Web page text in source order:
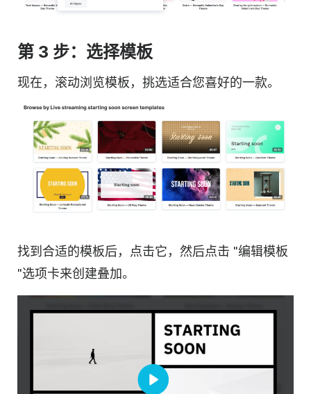
第 3 步：选择模板
现在，滚动浏览模板，挑选适合您喜好的一款。
找到合适的模板后，点击它，然后点击 "编辑模板
"选项卡来创建叠加。